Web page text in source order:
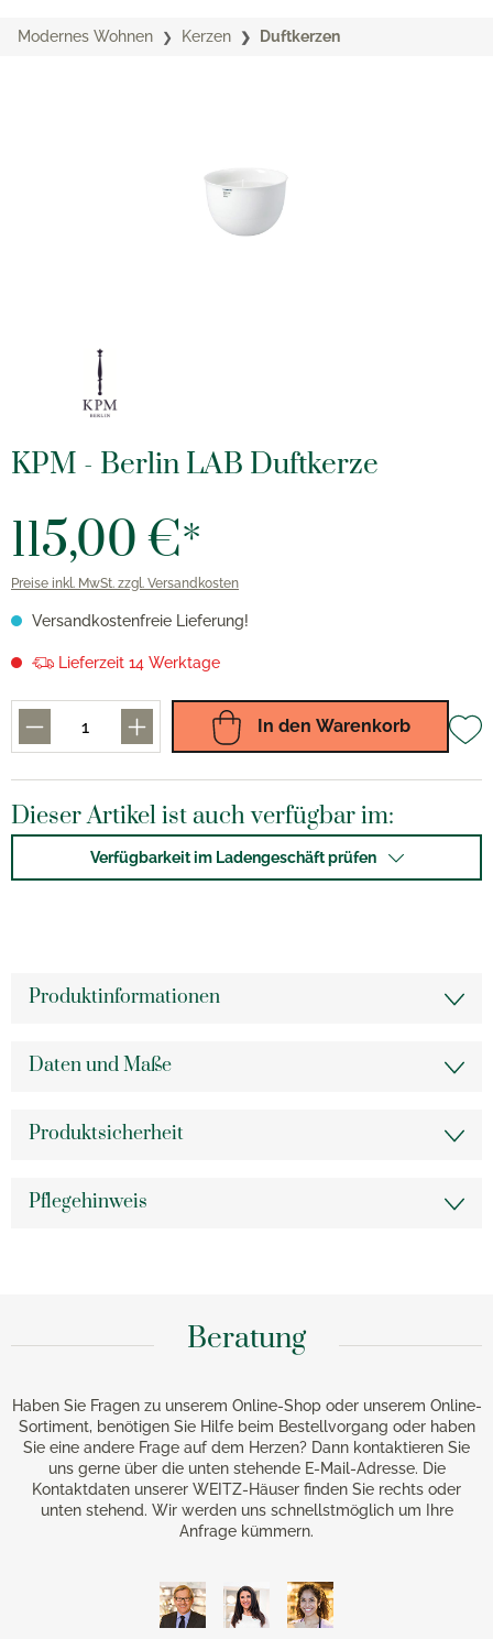
Modernes Wohnen Kerzen Duftkerzen
KPM - Berlin LAB Duftkerze
115,00 €*
Preise inkl. MwSt. zzgl. Versandkosten
Versandkostenfreie Lieferung!
Lieferzeit 14 Werktage
In den Warenkorb
Dieser Artikel ist auch verfügbar im:
Verfügbarkeit im Ladengeschäft prüfen
Produktinformationen
Daten und Maße
Produktsicherheit
Pflegehinweis
Beratung
Haben Sie Fragen zu unserem Online-Shop oder unserem Online-
Sortiment, benötigen Sie Hilfe beim Bestellvorgang oder haben
Sie eine andere Frage auf dem Herzen? Dann kontaktieren Sie
uns gerne über die unten stehende E-Mail-Adresse. Die
Kontaktdaten unserer WEITZ-Häuser finden Sie rechts oder
unten stehend. Wir werden uns schnellstmöglich um Ihre
Anfrage kümmern.